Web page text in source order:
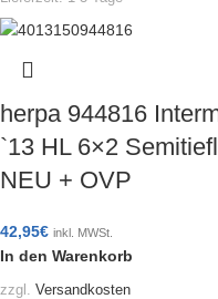
herpa 944816
`13 HL 6×2
NEU + OVP
42,95€ inkl. MWSt.
In den Warenkorb
zzgl. Versandkosten